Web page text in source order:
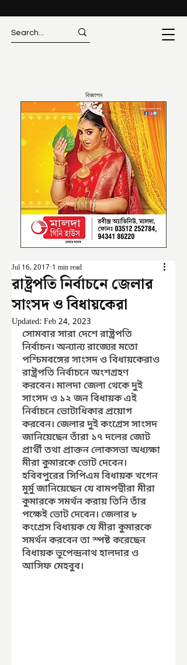
বিজ্ঞাপন
রাষ্ট্রপতি নির্বাচনে জেলার
সাংসদ ও বিধায়কেরা
Jul 16, 2017 1 min read
Updated: Feb 24, 2023
সোমবার সারা দেশে রাষ্ট্রপতি
নির্বাচন। অন্যান্য রাজ্যের মতো
পশ্চিমবঙ্গের সাংসদ ও বিধায়কেরাও
রাষ্ট্রপতি নির্বাচনে অংশগ্রহণ
করবেন। মালদা জেলা থেকে দুই
সাংসদ ও ১২ জন বিধায়ক এই
নির্বাচনে ভোটাধিকার প্রয়োগ
করবেন। জেলার দুই কংগ্রেস সাংসদ
জানিয়েছেন তাঁরা ১৭ দলের জোট
প্রার্থী তথা প্রাক্তন লোকসভা অধ্যক্ষা
মীরা কুমারকে ভোট দেবেন।
হবিবপুরের সিপিএম বিধায়ক খগেন
মুর্মু জানিয়েছেন যে বামপন্থীরা মীরা
কুমারকে সমর্থন করায় তিনি তাঁর
পক্ষেই ভোট দেবেন। জেলার ৮
কংগ্রেস বিধায়ক যে মীরা কুমারকে
সমর্থন করবেন তা স্পষ্ট করেছেন
বিধায়ক ভূপেন্দ্রনাথ হালদার ও
আসিফ মেহবুব।